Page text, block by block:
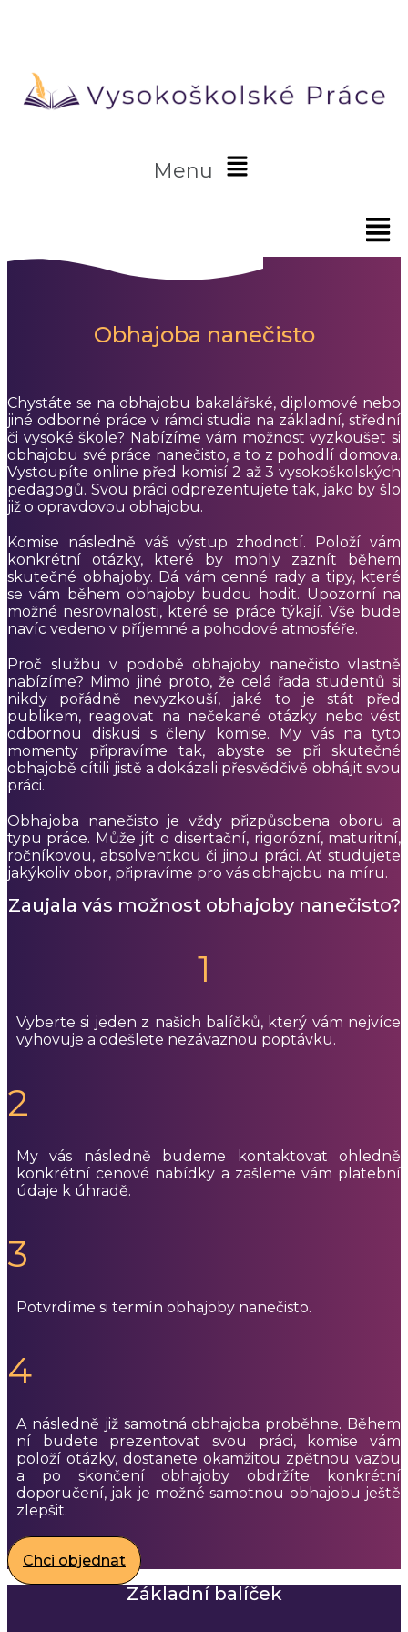
Menu
Obhajoba nanečisto
Chystáte se na obhajobu bakalářské, diplomové nebo
jiné odborné práce v rámci studia na základní, střední
či vysoké škole? Nabízíme vám možnost vyzkoušet si
obhajobu své práce nanečisto, a to z pohodlí domova.
Vystoupíte online před komisí 2 až 3 vysokoškolských
pedagogů. Svou práci odprezentujete tak, jako by šlo
již o opravdovou obhajobu.
Komise následně váš výstup zhodnotí. Položí vám
konkrétní otázky, které by mohly zaznít během
skutečné obhajoby. Dá vám cenné rady a tipy, které
se vám během obhajoby budou hodit. Upozorní na
možné nesrovnalosti, které se práce týkají. Vše bude
navíc vedeno v příjemné a pohodové atmosféře.
Proč službu v podobě obhajoby nanečisto vlastně
nabízíme? Mimo jiné proto, že celá řada studentů si
nikdy pořádně nevyzkouší, jaké to je stát před
publikem, reagovat na nečekané otázky nebo vést
odbornou diskusi s členy komise. My vás na tyto
momenty připravíme tak, abyste se při skutečné
obhajobě cítili jistě a dokázali přesvědčivě obhájit svou
práci.
Obhajoba nanečisto je vždy přizpůsobena oboru a
typu práce. Může jít o disertační, rigorózní, maturitní,
ročníkovou, absolventkou či jinou práci. Ať studujete
jakýkoliv obor, připravíme pro vás obhajobu na míru.
Zaujala vás možnost obhajoby nanečisto?
1
Vyberte si jeden z našich balíčků, který vám nejvíce
vyhovuje a odešlete nezávaznou poptávku.
2
My vás následně budeme kontaktovat ohledně
konkrétní cenové nabídky a zašleme vám platební
údaje k úhradě.
3
Potvrdíme si termín obhajoby nanečisto.
4
A následně již samotná obhajoba proběhne. Během
ní budete prezentovat svou práci, komise vám
položí otázky, dostanete okamžitou zpětnou vazbu
a po skončení obhajoby obdržíte konkrétní
doporučení, jak je možné samotnou obhajobu ještě
zlepšit.
Chci objednat
Základní balíček